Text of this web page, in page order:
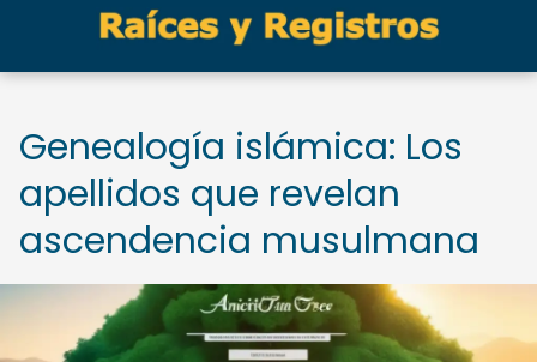
Genealogía islámica: Los
apellidos que revelan
ascendencia musulmana